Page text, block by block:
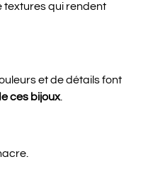
textures qui rendent
et de détails font
ces bijoux.